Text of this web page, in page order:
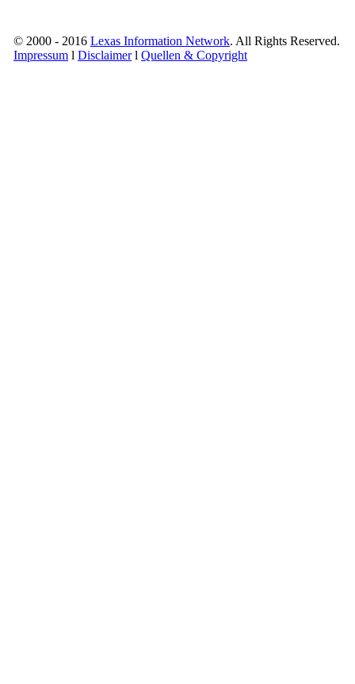
© 2000 - 2016 Lexas Information Network. All Rights Reserved.
Impressum l Disclaimerl Quellen & Copyright